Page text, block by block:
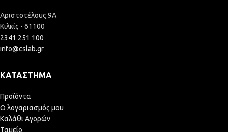
Αριστοτέλους 9Α
Κιλκίς - 61100
2341 251 100
info@cslab.gr
ΚΑΤΆΣΤΗΜΑ
Προϊόντα
Ο λογαριασμός μου
Καλάθι Αγορών
Ταμείο